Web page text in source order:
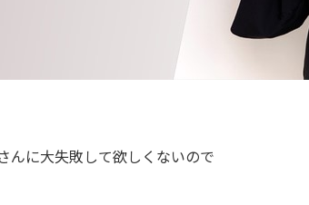
んに大失敗して欲しくないので